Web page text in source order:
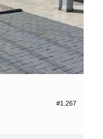
#1.267